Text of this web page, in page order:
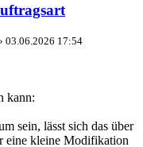
03.06.2026 17:54
kann:
sein, lässt sich das über
eine kleine Modifikation